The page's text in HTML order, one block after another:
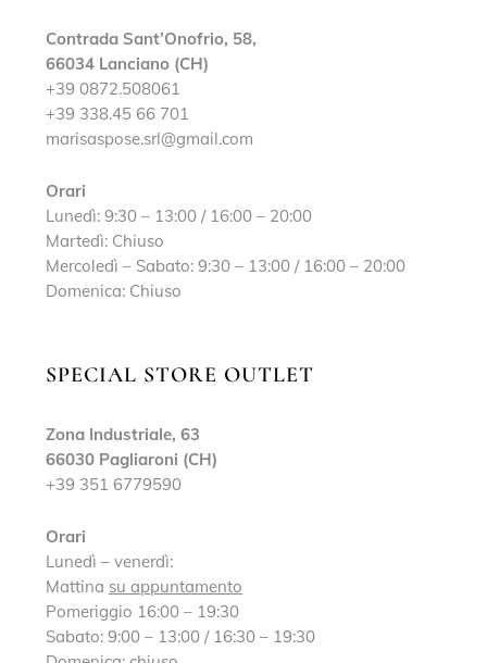
Contrada Sant’Onofrio, 58,
66034 Lanciano (CH)
+39 0872.508061
+39 338.45 66 701
marisaspose.srl@gmail.com
Orari
Lunedì: 9:30 – 13:00 / 16:00 – 20:00
Martedì: Chiuso
Mercoledì – Sabato: 9:30 – 13:00 / 16:00 – 20:00
Domenica: Chiuso
SPECIAL STORE OUTLET
Zona Industriale, 63
66030 Pagliaroni (CH)
+39 351 6779590
Orari
Lunedì – venerdì:
Mattina su appuntamento
Pomeriggio 16:00 – 19:30
Sabato: 9:00 – 13:00 / 16:30 – 19:30